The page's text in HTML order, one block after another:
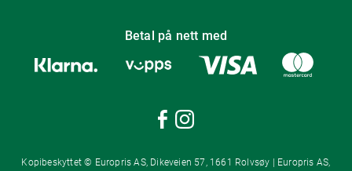
Betal på nett med
Kopibeskyttet © Europris AS, Dikeveien 57, 1661 Rolvsøy | Europris AS,